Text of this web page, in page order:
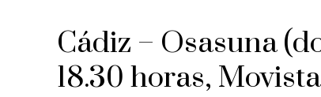
Cádiz – Osasuna
18.30 horas,